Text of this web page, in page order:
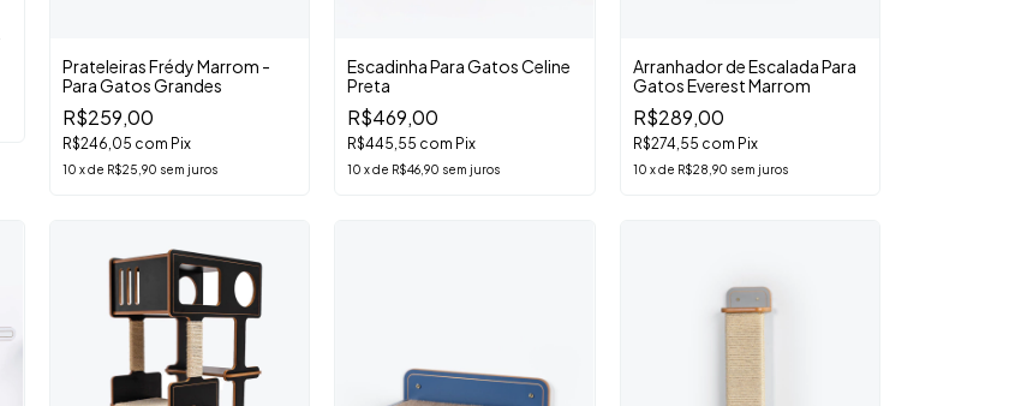
Prateleiras Frédy Marrom -
Para Gatos Grandes
R$259,00
R$246,05 com Pix
10 xde R$25,90 sem juros
Escadinha Para Gatos Celine
Preta
R$469,00
R$445,55 com Pix
10 xde R$46,90 sem juros
Arranhador de Escalada Para
Gatos Everest Marrom
R$289,00
R$274,55 com Pix
10 xde R$28,90 sem juros